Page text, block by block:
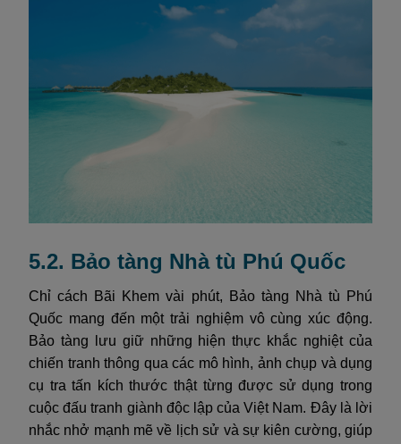
5.2. Bảo tàng Nhà tù Phú Quốc
Chỉ cách Bãi Khem vài phút, Bảo tàng Nhà tù Phú
Quốc mang đến một trải nghiệm vô cùng xúc động.
Bảo tàng lưu giữ những hiện thực khắc nghiệt của
chiến tranh thông qua các mô hình, ảnh chụp và dụng
cụ tra tấn kích thước thật từng được sử dụng trong
cuộc đấu tranh giành độc lập của Việt Nam. Đây là lời
nhắc nhở mạnh mẽ về lịch sử và sự kiên cường, giúp